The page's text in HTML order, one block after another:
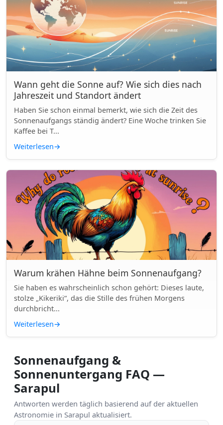
Wann geht die Sonne auf? Wie sich dies nach
Jahreszeit und Standort ändert
Haben Sie schon einmal bemerkt, wie sich die Zeit des
Sonnenaufgangs ständig ändert? Eine Woche trinken Sie
Kaffee bei T...
Weiterlesen→
Warum krähen Hähne beim Sonnenaufgang?
Sie haben es wahrscheinlich schon gehört: Dieses laute,
stolze „Kikeriki“, das die Stille des frühen Morgens
durchbricht...
Weiterlesen→
Sonnenaufgang &
Sonnenuntergang FAQ —
Sarapul
Antworten werden täglich basierend auf der aktuellen
Astronomie in Sarapul aktualisiert.